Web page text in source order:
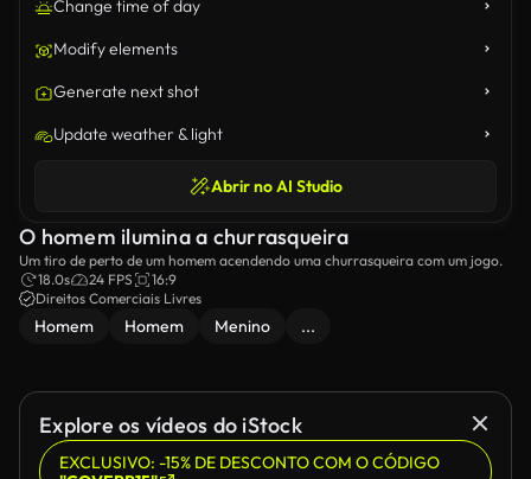
Change time of day
Modify elements
Generate next shot
Update weather & light
Abrir no AI Studio
O homem ilumina a churrasqueira
Um tiro de perto de um homem acendendo uma churrasqueira com um jogo.
18.0s
24 FPS
16:9
Direitos Comerciais Livres
Homem Homem Menino ...
Explore os vídeos do iStock
EXCLUSIVO: -15% DE DESCONTO COM O CÓDIGO